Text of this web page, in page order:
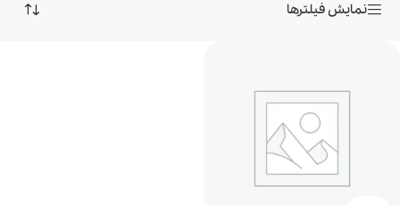
نمایش فیلترها